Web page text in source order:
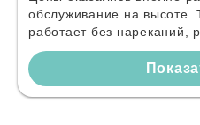
обслуживание на высоте.
работает без нареканий,